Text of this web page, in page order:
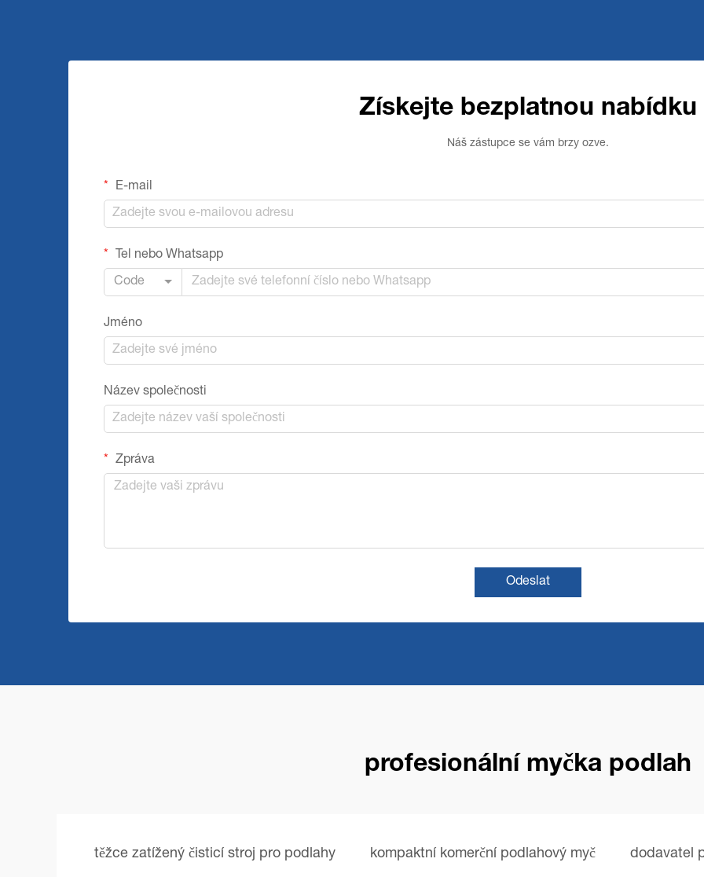
Získejte bezplatnou nabídku
Náš zástupce se vám brzy ozve.
E-mail
Tel nebo Whatsapp
Code
Jméno
Název společnosti
Zpráva
Odeslat
profesionální myčka podlah
těžce zatížený čisticí stroj pro podlahy kompaktní komerční podlahový myč dodavatel